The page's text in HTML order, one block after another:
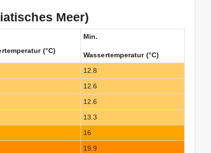
Meer)
(°C)
Min.
Wassertemperatur (°C)
12.8
12.6
12.6
13.3
16
19.9